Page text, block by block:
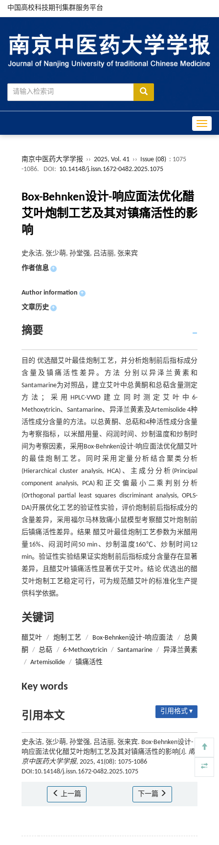
中国高校科技期刊集群服务平台
南京中医药大学学报 ›› 2025, Vol. 41 ›› Issue (08) : 1075
-1086.
DOI: 10.14148/j.issn.1672-0482.2025.1075
Box-Behnken设计-响应面法优化醋
艾叶炮制工艺及其对镇痛活性的影
响
史永洁, 张少萌, 孙堂强, 吕洁丽, 张来宾
作者信息 +
Author information +
文章历史 +
摘要
目的 优选醋艾叶最佳炮制工艺，并分析炮制前后指标成分
含量及镇痛活性差异。方法 分别以异泽兰黄素和
Santamarine为对照品，建立艾叶中总黄酮和总萜含量测定
方法；采用HPLC-VWD建立同时测定艾叶中6-
Methoxytricin、Santamarine、异泽兰黄素及Artemisolide 4种
活性成分含量的方法。以总黄酮、总萜和4种活性成分含量
为考察指标，以米醋用量、闷润时间、炒制温度和炒制时
间为考察因素，采用Box-Behnken设计-响应面法优化醋艾叶
的最佳炮制工艺。同时采用定量分析结合聚类分析
(Hierarchical cluster analysis, HCA)、主成分分析(Principal
component analysis, PCA)和正交偏最小二乘判别分析
(Orthogonal partial least squares discriminant analysis, OPLS-
DA)开展优化工艺的验证性实验，评价炮制前后指标成分的
含量差异，采用福尔马林致痛小鼠模型考察醋艾叶炮制前
后镇痛活性差异。结果 醋艾叶最佳炮制工艺参数为米醋用
量16%、闷润时间50 min、炒制温度160℃、炒制时间12
min。验证性实验结果证实炮制前后指标成分含量存在显著
差异，且醋艾叶镇痛活性显著优于艾叶。结论 优选出的醋
艾叶炮制工艺稳定可行，可为规范醋艾叶的标准化生产提
供科学依据。
关键词
醋艾叶 / 炮制工艺 / Box-Behnken设计-响应面法 /
总黄
酮
/ 总萜 / 6-Methoxytricin / Santamarine / 异泽兰黄素
/ Artemisolide / 镇痛活性
Key words
引用本文 引用格式 ▾
史永洁, 张少萌, 孙堂强, 吕洁丽, 张来宾. Box-Behnken设计-
响应面法优化醋艾叶炮制工艺及其对镇痛活性的影响[J]. 南
京中医药大学学报, 2025, 41(08): 1075-1086
DOI:10.14148/j.issn.1672-0482.2025.1075
上一篇 下一篇